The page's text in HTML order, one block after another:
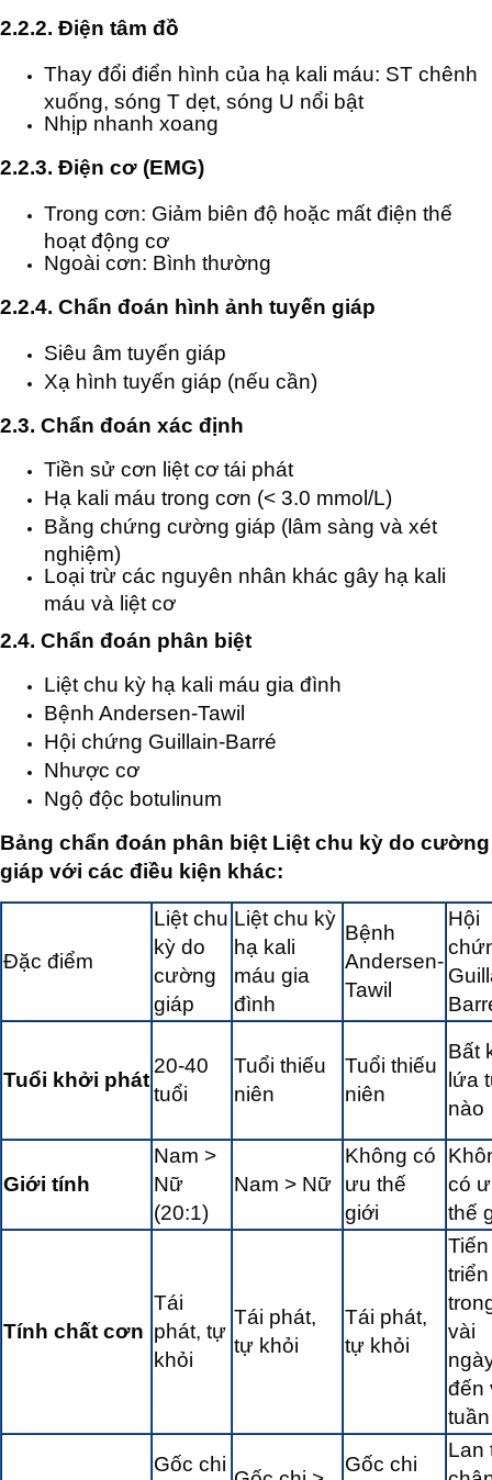
2.2.2. Điện tâm đồ
Thay đổi điển hình của hạ kali máu: ST chênh
xuống, sóng T dẹt, sóng U nổi bật
Nhịp nhanh xoang
2.2.3. Điện cơ (EMG)
Trong cơn: Giảm biên độ hoặc mất điện thế
hoạt động cơ
Ngoài cơn: Bình thường
2.2.4. Chẩn đoán hình ảnh tuyến giáp
Siêu âm tuyến giáp
Xạ hình tuyến giáp (nếu cần)
2.3. Chẩn đoán xác định
Tiền sử cơn liệt cơ tái phát
Hạ kali máu trong cơn (< 3.0 mmol/L)
Bằng chứng cường giáp (lâm sàng và xét
nghiệm)
Loại trừ các nguyên nhân khác gây hạ kali
máu và liệt cơ
2.4. Chẩn đoán phân biệt
Liệt chu kỳ hạ kali máu gia đình
Bệnh Andersen-Tawil
Hội chứng Guillain-Barré
Nhược cơ
Ngộ độc botulinum
Bảng chẩn đoán phân biệt Liệt chu kỳ do cường
giáp với các điều kiện khác:
Đặc điểm
Liệt chu
kỳ do
cường
giáp
Liệt chu kỳ
hạ kali
máu gia
đình
Bệnh
Andersen-
Tawil
Hội
Tuổi khởi phát
20-40
tuổi
Tuổi thiếu
niên
Tuổi thiếu
niên
Bất
lứa
nào
Giới tính
Nam >
Nữ
(20:1)
Nam > Nữ
Không có
ưu thế
giới
có
thế
Tính chất cơn
Tái
phát, tự
khỏi
Tái phát,
tự khỏi
Tái phát,
tự khỏi
Tiến
triển
vài
đến
tuần
Gốc chi
Gốc chi
Lan